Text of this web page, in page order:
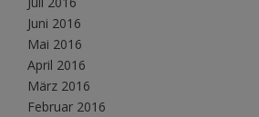
Juni 2016
Mai 2016
April 2016
März 2016
Februar 2016